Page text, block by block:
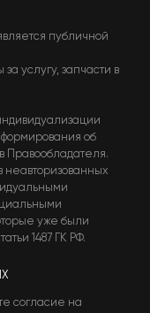
публичной
услугу, запчасти в
об
Правообладателя.
неавторизованных
уже были
1487 ГК РФ.
согласие на